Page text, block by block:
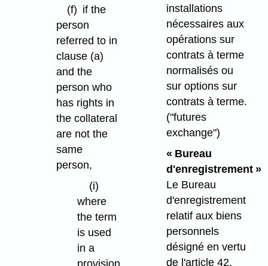
(f) if the
person
referred to in
clause (a)
and the
person who
has rights in
the collateral
are not the
same
person,
(i)
where
the term
is used
in a
provision
installations
nécessaires aux
opérations sur
contrats à terme
normalisés ou
sur options sur
contrats à terme.
("futures
exchange")
« Bureau
d'enregistrement »
Le Bureau
d'enregistrement
relatif aux biens
personnels
désigné en vertu
de l'article 42.